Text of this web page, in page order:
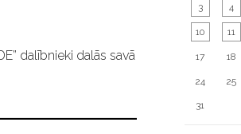
dalībnieki dalās savā
3 4
10 11
17 18
24 25
31